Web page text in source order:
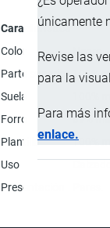
únicamente
Revise las
para la
Para más
enlace.
Característica
Color
Negro.
Parte superior 100%
Suela
Forro
89%
Plantilla
100%
Uso
Presentación